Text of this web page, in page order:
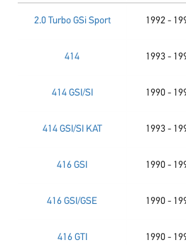
2.0 Turbo GSi Sport 1992 -
414 1993 -
414 GSI/SI 1990 -
414 GSI/SI KAT 1993 -
416 GSI 1990 -
416 GSI/GSE 1990 -
416 GTI 1990 -